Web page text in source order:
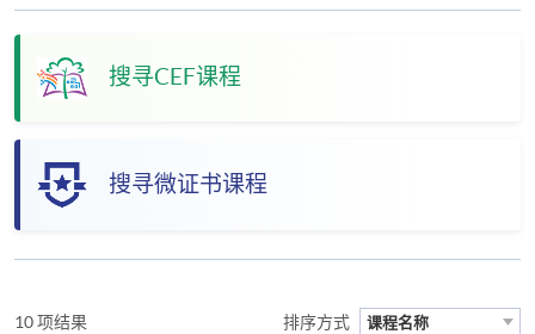
搜寻CEF课程
搜寻微证书课程
10 项结果 排序方式 课程名称